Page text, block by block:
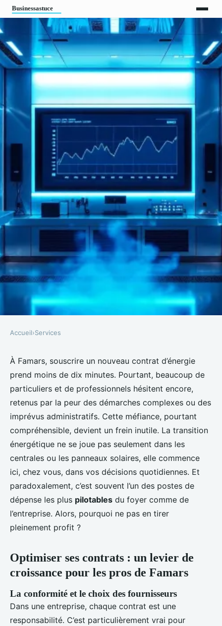
Découvrez comment nos
solutions énergétiques
éblouissent Famars
Nicet•14/05/2026 18:42•9 min de lecture
Accueil›Services
À Famars, souscrire un nouveau contrat d’énergie
prend moins de dix minutes. Pourtant, beaucoup de
particuliers et de professionnels hésitent encore,
retenus par la peur des démarches complexes ou des
imprévus administratifs. Cette méfiance, pourtant
compréhensible, devient un frein inutile. La transition
énergétique ne se joue pas seulement dans les
centrales ou les panneaux solaires, elle commence
ici, chez vous, dans vos décisions quotidiennes. Et
paradoxalement, c’est souvent l’un des postes de
dépense les plus pilotables du foyer comme de
l’entreprise. Alors, pourquoi ne pas en tirer
pleinement profit ?
Optimiser ses contrats : un levier de
croissance pour les pros de Famars
La conformité et le choix des fournisseurs
Dans une entreprise, chaque contrat est une
responsabilité. C’est particulièrement vrai pour